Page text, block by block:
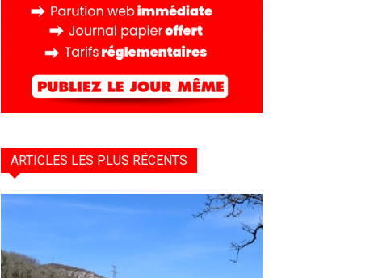
ARTICLES LES PLUS RÉCENTS